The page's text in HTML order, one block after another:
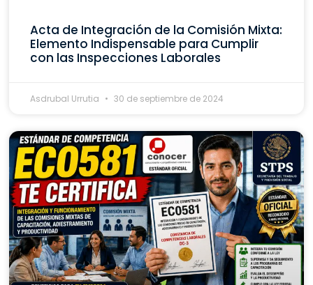
Acta de Integración de la Comisión Mixta:
Elemento Indispensable para Cumplir
con las Inspecciones Laborales
Asdrubal Urrutia 30 de septiembre de 2024